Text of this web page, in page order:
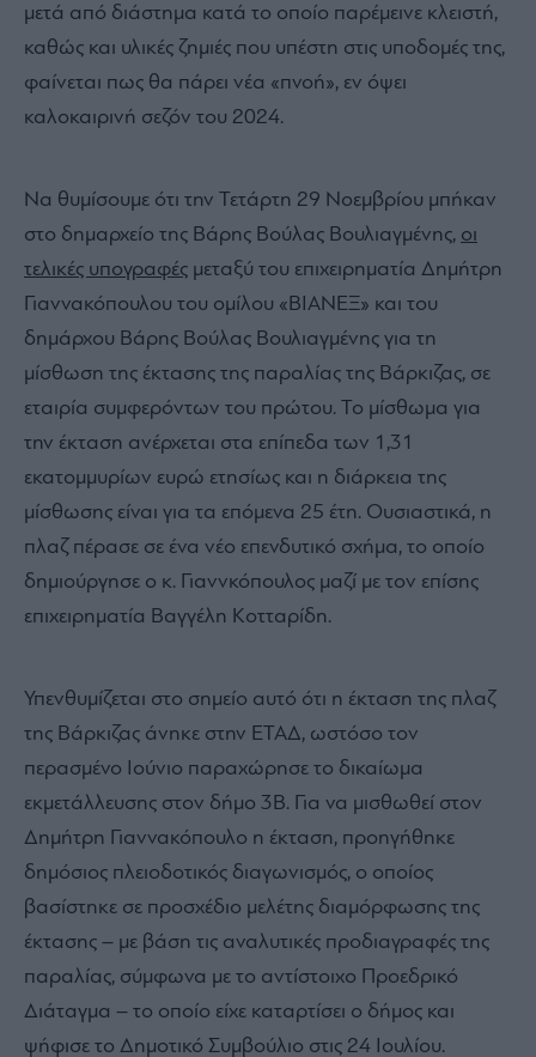
μετά από διάστημα κατά το οποίο παρέμεινε κλειστή,
καθώς και υλικές ζημιές που υπέστη στις υποδομές της,
φαίνεται πως θα πάρει νέα «πνοή», εν όψει
καλοκαιρινή σεζόν του 2024.
Να θυμίσουμε ότι την Τετάρτη 29 Νοεμβρίου μπήκαν
στο δημαρχείο της Βάρης Βούλας Βουλιαγμένης, οι
τελικές υπογραφές μεταξύ του επιχειρηματία Δημήτρη
Γιαννακόπουλου του ομίλου «ΒΙΑΝΕΞ» και του
δημάρχου Βάρης Βούλας Βουλιαγμένης για τη
μίσθωση της έκτασης της παραλίας της Βάρκιζας, σε
εταιρία συμφερόντων του πρώτου. Το μίσθωμα για
την έκταση ανέρχεται στα επίπεδα των 1,31
εκατομμυρίων ευρώ ετησίως και η διάρκεια της
μίσθωσης είναι για τα επόμενα 25 έτη. Ουσιαστικά, η
πλαζ πέρασε σε ένα νέο επενδυτικό σχήμα, το οποίο
δημιούργησε ο κ. Γιαννκόπουλος μαζί με τον επίσης
επιχειρηματία Βαγγέλη Κοτταρίδη.
Υπενθυμίζεται στο σημείο αυτό ότι η έκταση της πλαζ
της Βάρκιζας άνηκε στην ΕΤΑΔ, ωστόσο τον
περασμένο Ιούνιο παραχώρησε το δικαίωμα
εκμετάλλευσης στον δήμο 3Β. Για να μισθωθεί στον
Δημήτρη Γιαννακόπουλο η έκταση, προηγήθηκε
δημόσιος πλειοδοτικός διαγωνισμός, ο οποίος
βασίστηκε σε προσχέδιο μελέτης διαμόρφωσης της
έκτασης – με βάση τις αναλυτικές προδιαγραφές της
παραλίας, σύμφωνα με το αντίστοιχο Προεδρικό
Διάταγμα – το οποίο είχε καταρτίσει ο δήμος και
ψήφισε το Δημοτικό Συμβούλιο στις 24 Ιουλίου.